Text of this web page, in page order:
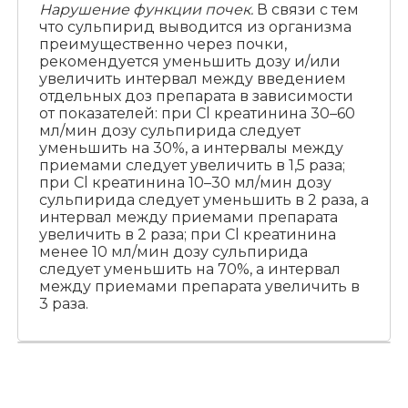
Нарушение функции почек.В связи с тем
что сульпирид выводится из организма
преимущественно через почки,
рекомендуется уменьшить дозу и/или
увеличить интервал между введением
отдельных доз препарата в зависимости
от показателей: при Cl креатинина 30–60
мл/мин дозу сульпирида следует
уменьшить на 30%, а интервалы между
приемами следует увеличить в 1,5 раза;
при Cl креатинина 10–30 мл/мин дозу
сульпирида следует уменьшить в 2 раза, а
интервал между приемами препарата
увеличить в 2 раза; при Cl креатинина
менее 10 мл/мин дозу сульпирида
следует уменьшить на 70%, а интервал
между приемами препарата увеличить в
3 раза.